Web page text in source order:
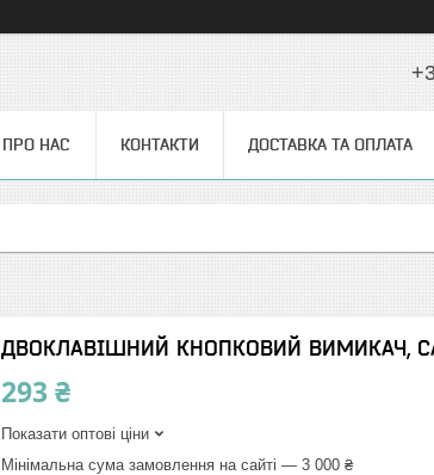
ПРО НАС КОНТАКТИ ДОСТАВКА ТА ОПЛАТА
ДВОКЛАВІШНИЙ КНОПКОВИЙ ВИМИКАЧ,
293 ₴
Показати оптові ціни
Мінімальна сума замовлення на сайті — 3 000 ₴